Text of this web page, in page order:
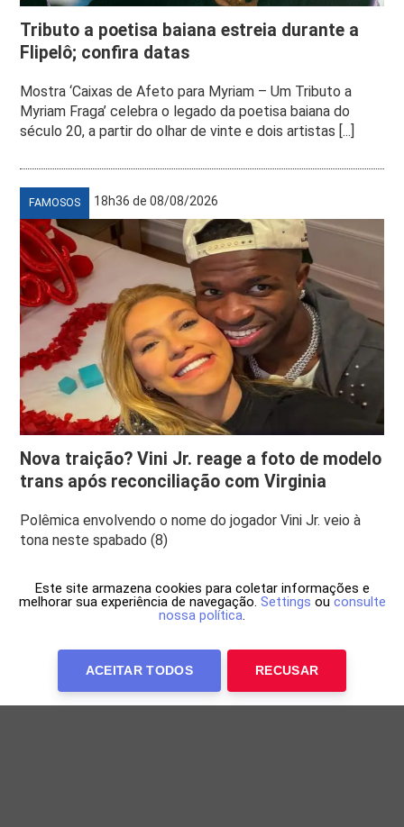
Tributo a poetisa baiana estreia durante a
Flipelô; confira datas
Mostra ‘Caixas de Afeto para Myriam – Um Tributo a
Myriam Fraga’ celebra o legado da poetisa baiana do
século 20, a partir do olhar de vinte e dois artistas [...]
FAMOSOS 18h36 de 08/08/2026
Nova traição? Vini Jr. reage a foto de modelo
trans após reconciliação com Virginia
Polêmica envolvendo o nome do jogador Vini Jr. veio à
tona neste spabado (8)
Este site armazena cookies para coletar informações e
melhorar sua experiência de navegação. Settings ou consulte
nossa política.
ACEITAR TODOS RECUSAR